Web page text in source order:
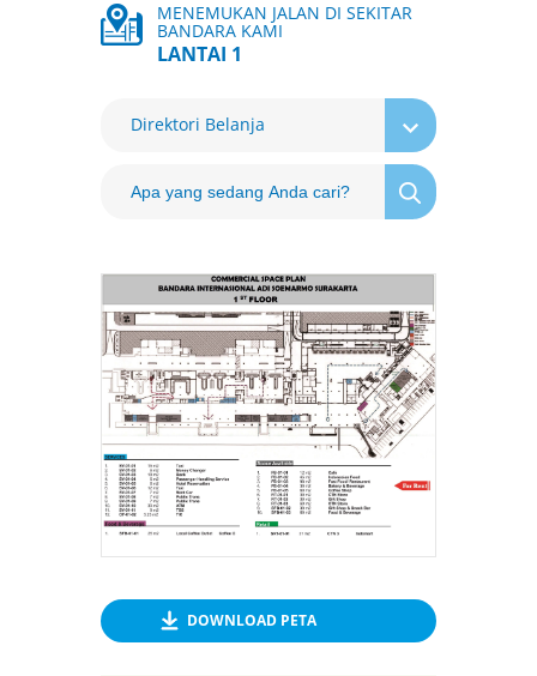
MENEMUKAN JALAN DI SEKITAR
BANDARA KAMI
LANTAI 1
Direktori Belanja
DOWNLOAD PETA